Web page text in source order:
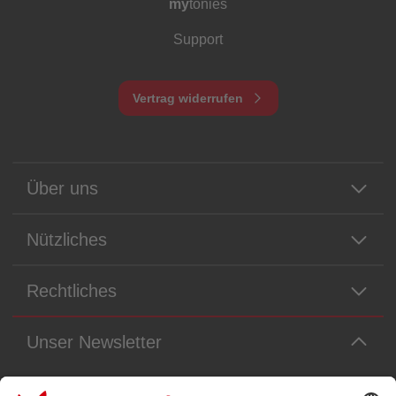
mytonies
Support
Vertrag widerrufen
Über uns
Nützliches
Rechtliches
Unser Newsletter